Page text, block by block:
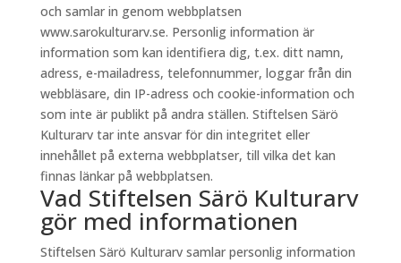
och samlar in genom webbplatsen
www.sarokulturarv.se. Personlig information är
information som kan identifiera dig, t.ex. ditt namn,
adress, e-mailadress, telefonnummer, loggar från din
webbläsare, din IP-adress och cookie-information och
som inte är publikt på andra ställen. Stiftelsen Särö
Kulturarv tar inte ansvar för din integritet eller
innehållet på externa webbplatser, till vilka det kan
finnas länkar på webbplatsen.
Vad Stiftelsen Särö Kulturarv
gör med informationen
Stiftelsen Särö Kulturarv samlar personlig information